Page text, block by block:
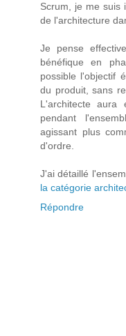
Scrum, je me suis
de l'architecture
Je pense
bénéfique en
possible l'objectif
du produit, sans
L'architecte
pendant
agissant plus
d'ordre.
J'ai détaillé
la catégorie
Répondre